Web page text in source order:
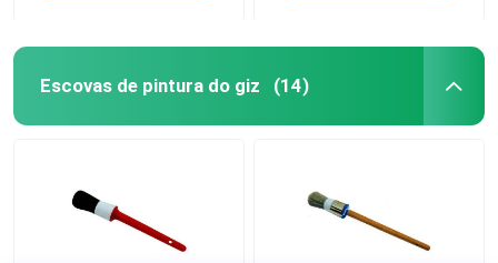
Escovas de pintura do giz (14)